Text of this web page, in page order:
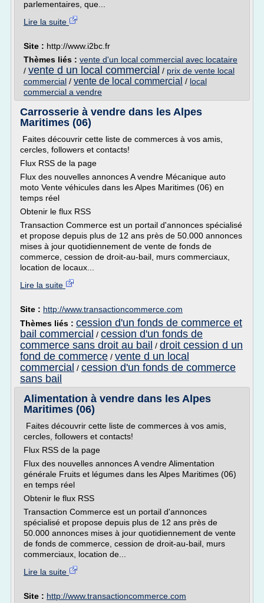
parlementaires, que...
Lire la suite
Site : http://www.i2bc.fr
Thèmes liés : vente d'un local commercial avec locataire
/ vente d un local commercial / prix de vente local
commercial / vente de local commercial / local
commercial a vendre
Carrosserie à vendre dans les Alpes
Maritimes (06)
Faites découvrir cette liste de commerces à vos amis,
cercles, followers et contacts!
Flux RSS de la page
Flux des nouvelles annonces A vendre Mécanique auto
moto Vente véhicules dans les Alpes Maritimes (06) en
temps réel
Obtenir le flux RSS
Transaction Commerce est un portail d'annonces spécialisé
et propose depuis plus de 12 ans près de 50.000 annonces
mises à jour quotidiennement de vente de fonds de
commerce, cession de droit-au-bail, murs commerciaux,
location de locaux...
Lire la suite
Site : http://www.transactioncommerce.com
Thèmes liés : cession d'un fonds de commerce et
bail commercial / cession d'un fonds de
commerce sans droit au bail / droit cession d un
fond de commerce / vente d un local
commercial / cession d'un fonds de commerce
sans bail
Alimentation à vendre dans les Alpes
Maritimes (06)
Faites découvrir cette liste de commerces à vos amis,
cercles, followers et contacts!
Flux RSS de la page
Flux des nouvelles annonces A vendre Alimentation
générale Fruits et légumes dans les Alpes Maritimes (06)
en temps réel
Obtenir le flux RSS
Transaction Commerce est un portail d'annonces
spécialisé et propose depuis plus de 12 ans près de
50.000 annonces mises à jour quotidiennement de vente
de fonds de commerce, cession de droit-au-bail, murs
commerciaux, location de...
Lire la suite
Site : http://www.transactioncommerce.com